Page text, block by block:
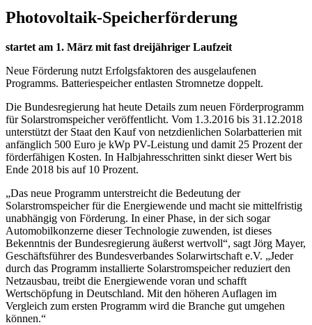
Photovoltaik-Speicherförderung
startet am 1. März mit fast dreijähriger Laufzeit
Neue Förderung nutzt Erfolgsfaktoren des ausgelaufenen
Programms. Batteriespeicher entlasten Stromnetze doppelt.
Die Bundesregierung hat heute Details zum neuen Förderprogramm
für Solarstromspeicher veröffentlicht. Vom 1.3.2016 bis 31.12.2018
unterstützt der Staat den Kauf von netzdienlichen Solarbatterien mit
anfänglich 500 Euro je kWp PV-Leistung und damit 25 Prozent der
förderfähigen Kosten. In Halbjahresschritten sinkt dieser Wert bis
Ende 2018 bis auf 10 Prozent.
„Das neue Programm unterstreicht die Bedeutung der
Solarstromspeicher für die Energiewende und macht sie mittelfristig
unabhängig von Förderung. In einer Phase, in der sich sogar
Automobilkonzerne dieser Technologie zuwenden, ist dieses
Bekenntnis der Bundesregierung äußerst wertvoll“, sagt Jörg Mayer,
Geschäftsführer des Bundesverbandes Solarwirtschaft e.V. „Jeder
durch das Programm installierte Solarstromspeicher reduziert den
Netzausbau, treibt die Energiewende voran und schafft
Wertschöpfung in Deutschland. Mit den höheren Auflagen im
Vergleich zum ersten Programm wird die Branche gut umgehen
können.“